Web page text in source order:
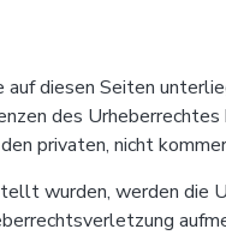
diesen Seiten
des
privaten, nicht
wurden, werden